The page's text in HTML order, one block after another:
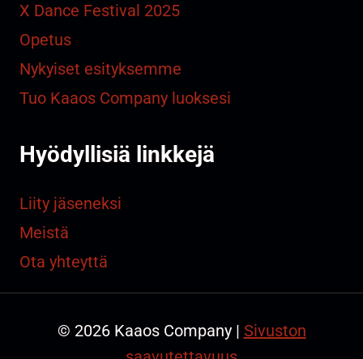
X Dance Festival 2025
Opetus
Nykyiset esityksemme
Tuo Kaaos Company luoksesi
Hyödyllisiä linkkejä
Liity jäseneksi
Meistä
Ota yhteyttä
© 2026 Kaaos Company | Sivuston